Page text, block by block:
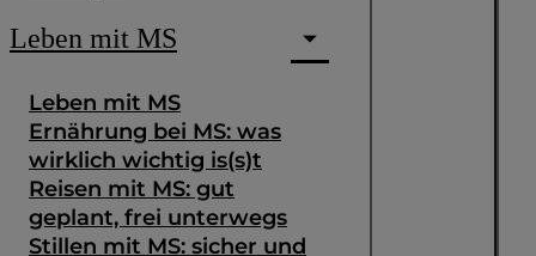
Leben mit MS
Leben mit MS
Ernährung bei MS: was
wirklich wichtig is(s)t
Reisen mit MS: gut
geplant, frei unterwegs
Stillen mit MS: sicher und